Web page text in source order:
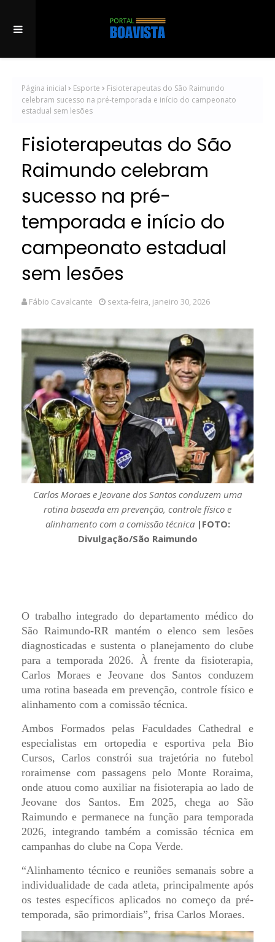
Página inicial Esporte
Fisioterapeutas do São Raimundo
celebram sucesso na pré-temporada e início do campeonato
estadual sem lesões
Fisioterapeutas do São
Raimundo celebram
sucesso na pré-
temporada e início do
campeonato estadual
sem lesões
Fábio Cavalcante sexta-feira, janeiro 30, 2026
Carlos Moraes e Jeovane dos Santos conduzem uma
rotina baseada em prevenção, controle físico e
alinhamento com a comissão técnica |FOTO:
Divulgação/São Raimundo
O trabalho integrado do departamento médico do
São Raimundo-RR mantém o elenco sem lesões
diagnosticadas e sustenta o planejamento do clube
para a temporada 2026. À frente da fisioterapia,
Carlos Moraes e Jeovane dos Santos conduzem
uma rotina baseada em prevenção, controle físico e
alinhamento com a comissão técnica.
Ambos Formados pelas Faculdades Cathedral e
especialistas em ortopedia e esportiva pela Bio
Cursos, Carlos constrói sua trajetória no futebol
roraimense com passagens pelo Monte Roraima,
onde atuou como auxiliar na fisioterapia ao lado de
Jeovane dos Santos. Em 2025, chega ao São
Raimundo e permanece na função para temporada
2026, integrando também a comissão técnica em
campanhas do clube na Copa Verde.
“Alinhamento técnico e reuniões semanais sobre a
individualidade de cada atleta, principalmente após
os testes específicos aplicados no começo da pré-
temporada, são primordiais”, frisa Carlos Moraes.